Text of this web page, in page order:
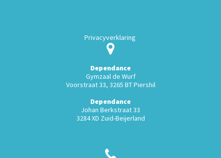
Privacyverklaring
Dependance
Gymzaal de Wurf
Voorstraat 33, 3265 BT Piershil
Dependance
Johan Berkstraat 33
3284 XD Zuid-Beijerland